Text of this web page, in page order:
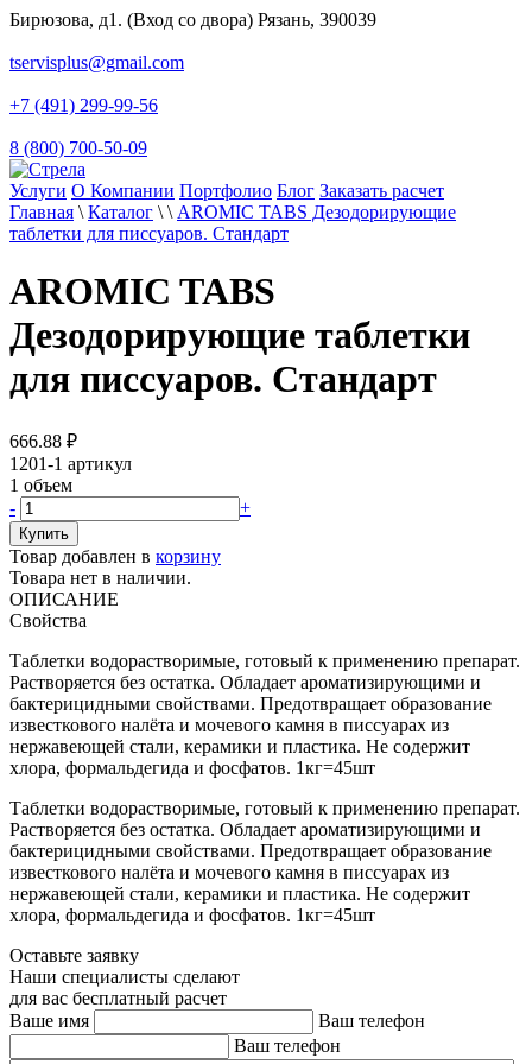
Бирюзова, д1. (Вход со двора) Рязань, 390039
tservisplus@gmail.com
+7 (491) 299-99-56
8 (800) 700-50-09
Услуги О Компании Портфолио Блог Заказать расчет
Главная \ Каталог \ \ AROMIC TABS Дезодорирующие
таблетки для писсуаров. Стандарт
AROMIC TABS
Дезодорирующие таблетки
для писсуаров. Стандарт
666.88 ₽
1201-1 артикул
1 объем
-
+
Товар добавлен в корзину
Товара нет в наличии.
ОПИСАНИЕ
Свойства
Таблетки водорастворимые, готовый к применению препарат.
Растворяется без остатка. Обладает ароматизирующими и
бактерицидными свойствами. Предотвращает образование
известкового налёта и мочевого камня в писсуарах из
нержавеющей стали, керамики и пластика. Не содержит
хлора, формальдегида и фосфатов. 1кг=45шт
Таблетки водорастворимые, готовый к применению препарат.
Растворяется без остатка. Обладает ароматизирующими и
бактерицидными свойствами. Предотвращает образование
известкового налёта и мочевого камня в писсуарах из
нержавеющей стали, керамики и пластика. Не содержит
хлора, формальдегида и фосфатов. 1кг=45шт
Оставьте заявку
Наши специалисты сделают
для вас бесплатный расчет
Ваше имя
Ваш телефон
Ваш телефон